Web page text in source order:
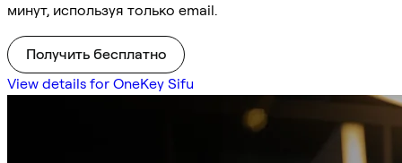
минут, используя только email.
Получить бесплатно
View details for OneKey Sifu